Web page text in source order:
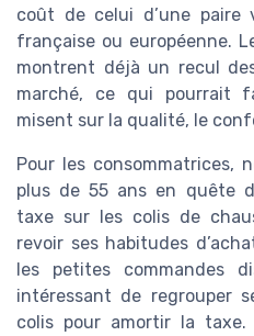
coût de celui d’une paire
française ou européenne.
montrent déjà un recul
marché, ce qui pourrait
misent sur la qualité, le
Pour les consommatrices,
plus de 55 ans en quête
taxe sur les colis de
revoir ses habitudes
les petites commandes
intéressant de regrouper
colis pour amortir la taxe.